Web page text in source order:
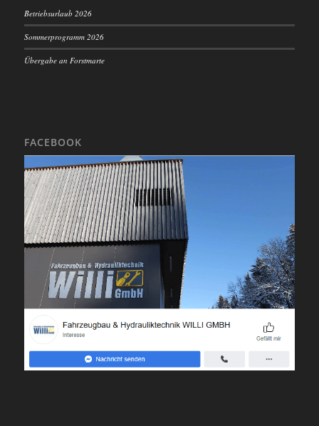
Betriebsurlaub 2026
Sommerprogramm 2026
Übergabe an Forstmarte
FACEBOOK